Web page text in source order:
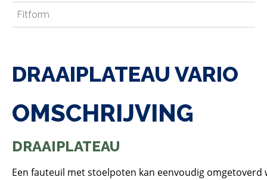
Fitform
DRAAIPLATEAU VARIO
OMSCHRIJVING
DRAAIPLATEAU
Een fauteuil met stoelpoten kan eenvoudig omgetoverd